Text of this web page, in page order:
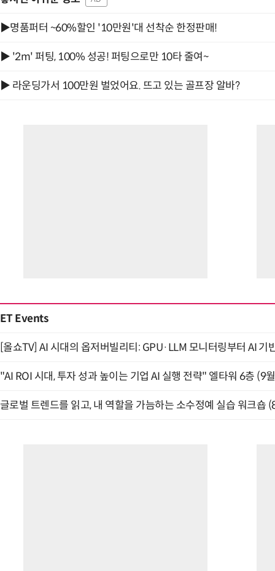
▶명품퍼터 ~60%할인 '10만원'대 선착순 한정판매!
▶ '2m' 퍼팅, 100% 성공! 퍼팅으로만 10타 줄여~
▶ 라운딩가서 100만원 벌었어요. 뜨고 있는 골프장 알바?
ET Events
[올쇼TV] AI 시대의 옵저버빌리티: GPU·LLM 모니터링부터 AI
"AI ROI 시대, 투자 성과 높이는 기업 AI 실행 전략" 엘타워 6층 (9
글로벌 트렌드를 읽고, 내 역할을 가늠하는 소수정예 실습 워크숍